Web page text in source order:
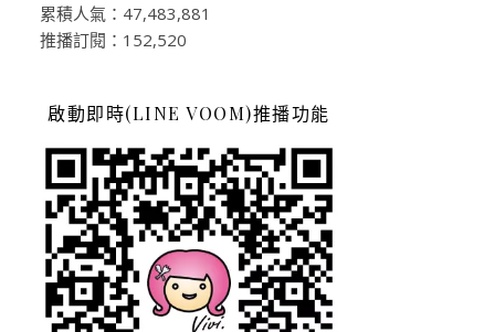
累積人氣：47,483,881
推播訂閱：152,520
啟動即時(LINE VOOM)推播功能